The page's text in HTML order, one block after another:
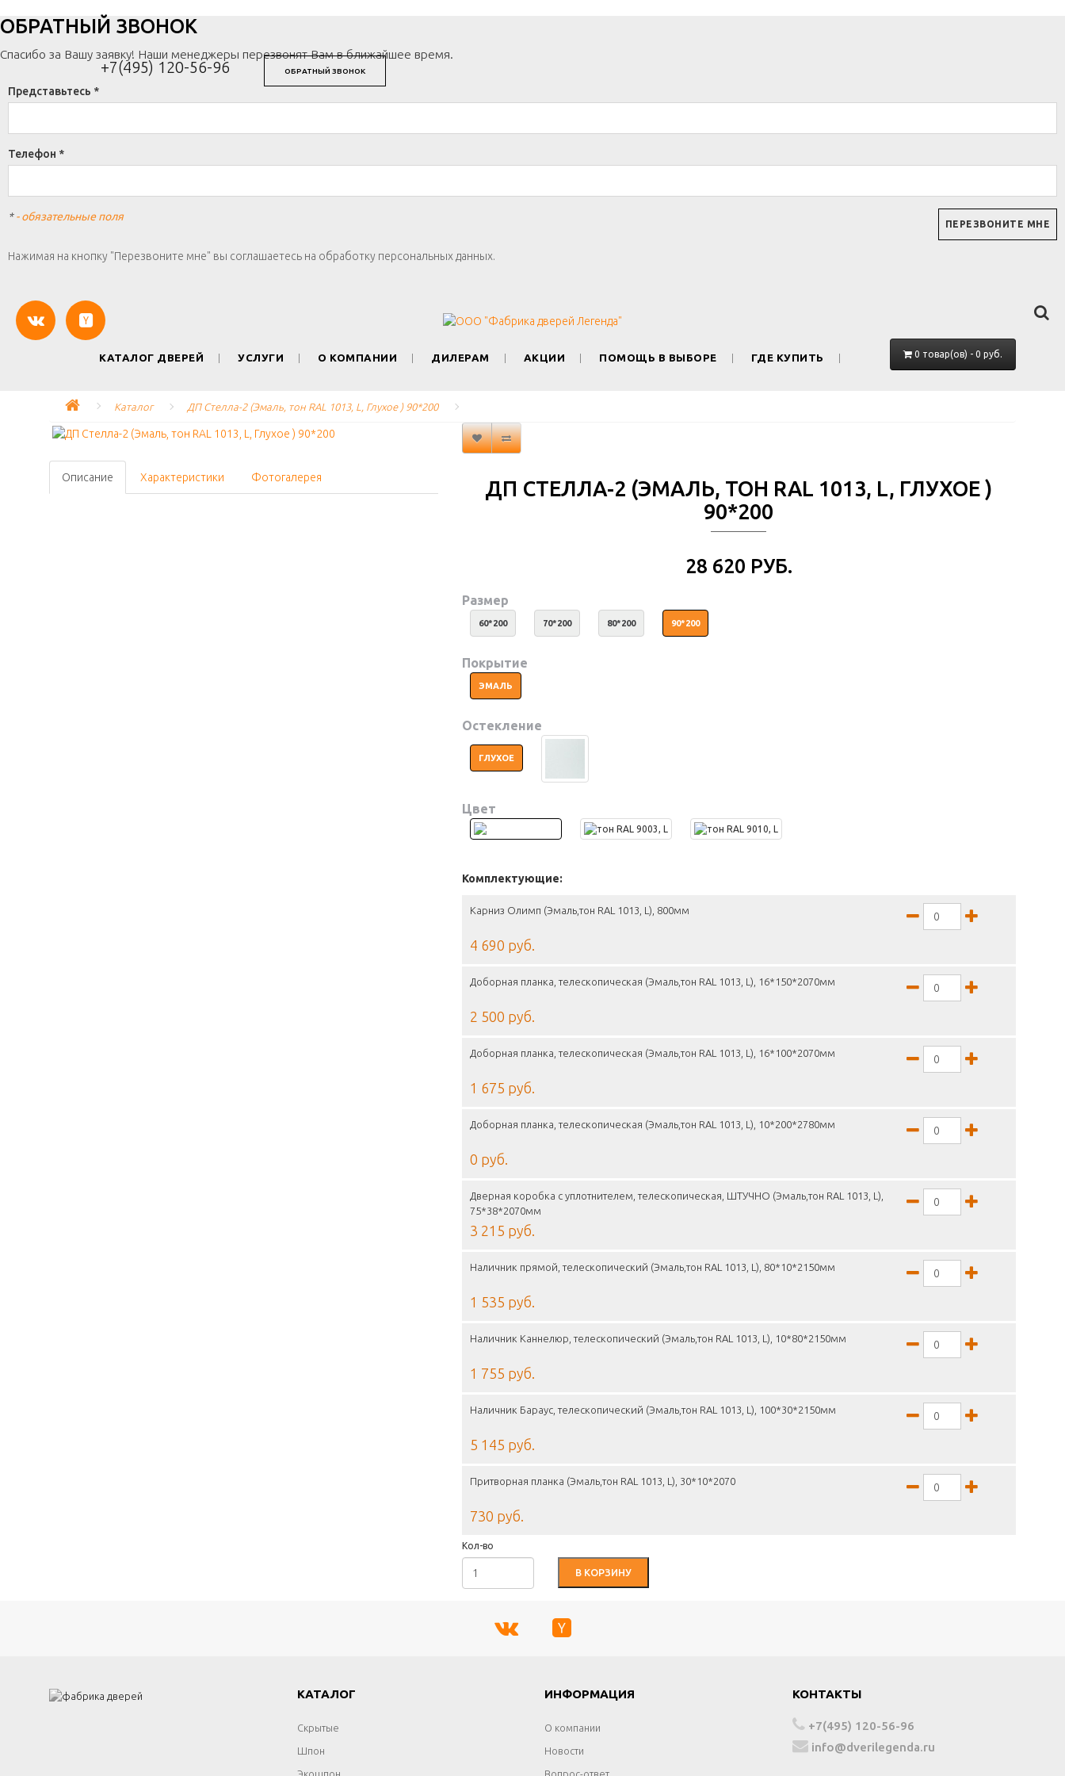
+7(495) 120-56-96 ОБРАТНЫЙ ЗВОНОК
ОБРАТНЫЙ ЗВОНОК
Спасибо за Вашу заявку! Наши менеджеры перезвонят Вам в ближайшее время.
Представьтесь *
Телефон *
*- обязательные поля
Нажимая на кнопку "Перезвоните мне" вы соглашаетесь на обработку персональных данных.
КАТАЛОГ ДВЕРЕЙ УСЛУГИ О КОМПАНИИ ДИЛЕРАМ АКЦИИ ПОМОЩЬ В ВЫБОРЕ ГДЕ КУПИТЬ 0 товар(ов) - 0 руб.
Каталог ДП Стелла-2 (Эмаль, тон RAL 1013, L, Глухое ) 90*200
Описание Характеристики Фотогалерея
ДП СТЕЛЛА-2 (ЭМАЛЬ, ТОН RAL 1013, L, ГЛУХОЕ )
90*200
28 620 РУБ.
Размер
60*200 70*200 80*200 90*200
Покрытие
ЭМАЛЬ
Остекление
ГЛУХОЕ
Цвет
Комплектующие:
Карниз Олимп (Эмаль,тон RAL 1013, L), 800мм
4 690 руб.
Доборная планка, телескопическая (Эмаль,тон RAL 1013, L), 16*150*2070мм
2 500 руб.
Доборная планка, телескопическая (Эмаль,тон RAL 1013, L), 16*100*2070мм
1 675 руб.
Доборная планка, телескопическая (Эмаль,тон RAL 1013, L), 10*200*2780мм
0 руб.
Дверная коробка с уплотнителем, телескопическая, ШТУЧНО (Эмаль,тон RAL 1013, L),
75*38*2070мм
3 215 руб.
Наличник прямой, телескопический (Эмаль,тон RAL 1013, L), 80*10*2150мм
1 535 руб.
Наличник Каннелюр, телескопический (Эмаль,тон RAL 1013, L), 10*80*2150мм
1 755 руб.
Наличник Бараус, телескопический (Эмаль,тон RAL 1013, L), 100*30*2150мм
5 145 руб.
Притворная планка (Эмаль,тон RAL 1013, L), 30*10*2070
730 руб.
Кол-во
В КОРЗИНУ
КАТАЛОГ
Скрытые
Шпон
Экошпон
ИНФОРМАЦИЯ
О компании
Новости
Вопрос-ответ
КОНТАКТЫ
+7(495) 120-56-96
info@dverilegenda.ru